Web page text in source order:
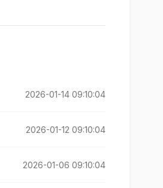
2026-01-14 09:10:04
2026-01-12 09:10:04
2026-01-06 09:10:04